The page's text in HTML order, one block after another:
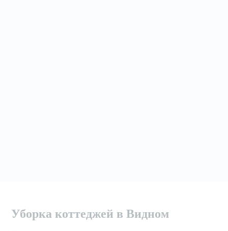
Уборка коттеджей в Видном